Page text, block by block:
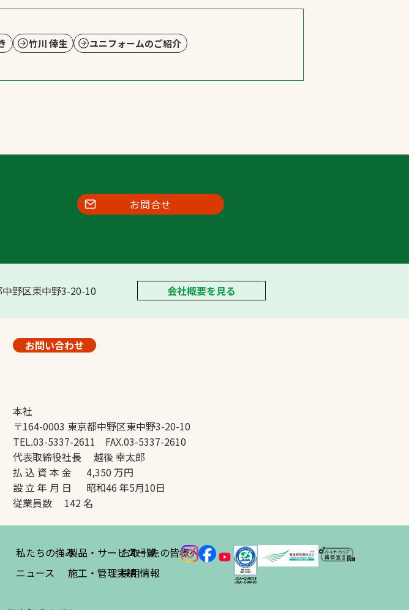
竹川 倖生 ユニフォームのご紹介
お問合せ
野区東中野3-20-10 会社概要を見る
お問い合わせ
本社
〒164-0003 東京都中野区東中野3-20-10
TEL.03-5337-2611 FAX.03-5337-2610
代表取締役社長 越後 幸太郎
払 込 資 本 金 4,350 万円
設 立 年 月 日 昭和46 年5月10日
従業員数 142 名
私たちの強み
ニュース
製品・サービス一覧
施工・管理実績
お取引先の皆様へ
採用情報